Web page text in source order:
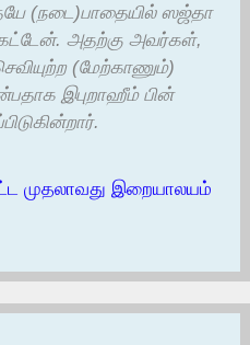
(நடை)பாதையில் ஸஜ்தா
அதற்கு அவர்கள்,
(மேற்காணும்)
இபுறாஹீம் பின்
முதலாவது இறையாலயம்